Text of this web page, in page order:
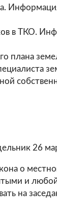
в ТКО.
плана
26
о
и
на